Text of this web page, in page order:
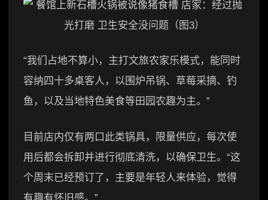
“我们占地不算小，主打文旅农家乐模式，能同时
容纳四十多桌客人，以围炉吊锅、草莓采摘、钓
鱼，以及当地特色美食等田园农趣为主。”
目前店内仅有两口此类锅具，限量供应，每次使
用后都会拆卸并进行彻底清洗，以确保卫生。“这
个周末已经预订了，主要是年轻人来体验，觉得